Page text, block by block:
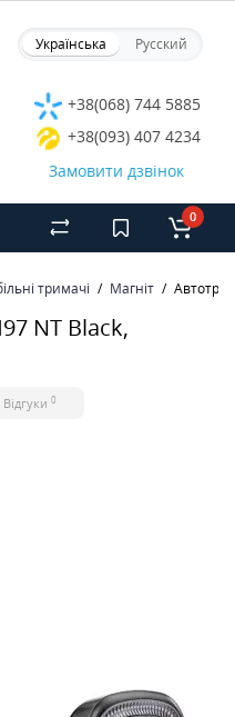
Українська Русский
+38(068) 744 5885
+38(093) 407 4234
Замовити дзвінок
0
тримачі Магніт
NT Black,
Відгуки 0